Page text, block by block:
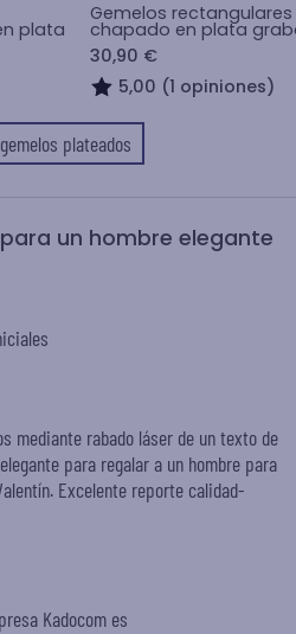
plata
Gemelos
chapado en plata
30,90 €
5,00 (1 opiniones)
plateados
un hombre elegante
Kadocom es
mediante rabado láser de un texto de
para regalar a un hombre para
Excelente reporte calidad-